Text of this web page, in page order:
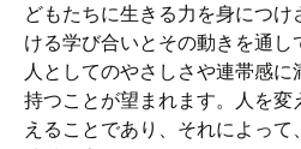
どもたちに生きる力を身につ
ける学び合いとその動きを通し
人としてのやさしさや連帯感
持つことが望まれます。人を
えることであり、それによって